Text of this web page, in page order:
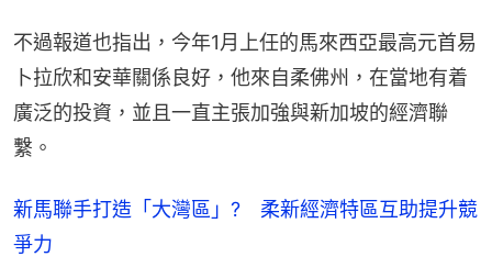
不過報道也指出，今年1月上任的馬來西亞最高元首易
卜拉欣和安華關係良好，他來自柔佛州，在當地有着
廣泛的投資，並且一直主張加強與新加坡的經濟聯
繫。
新馬聯手打造「大灣區」? 柔新經濟特區互助提升競
爭力